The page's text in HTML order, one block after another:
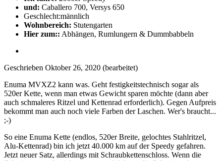
und: Caballero 700, Versys 650
Geschlecht:männlich
Wohnbereich: Stutengarten
Hier zum:: Abhängen, Rumlungern & Dummbabbeln
Geschrieben Oktober 26, 2020 (bearbeitet)
Enuma MVXZ2 kann was. Geht festigkeitstechnisch sogar als
520er Kette, wenn man etwas Gewicht sparen möchte (dann aber
auch schmaleres Ritzel und Kettenrad erforderlich). Gegen Aufpreis
bekommt man auch noch viele Farben der Laschen. Wer's braucht...
;-)
So eine Enuma Kette (endlos, 520er Breite, gelochtes Stahlritzel,
Alu-Kettenrad) bin ich jetzt 40.000 km auf der Speedy gefahren.
Jetzt neuer Satz, allerdings mit Schraubkettenschloss. Wenn die